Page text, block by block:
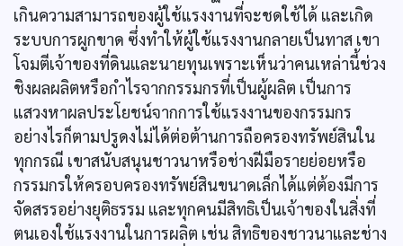
เกินความสามารถของผู้ใช้แรงงานที่จะชดใช้ได้ และเกิด
ระบบการผูกขาด ซึ่งทำให้ผู้ใช้แรงงานกลายเป็นทาส เขา
โจมตีเจ้าของที่ดินและนายทุนเพราะเห็นว่าคนเหล่านี้ช่วง
ชิงผลผลิตหรือกำไรจากกรรมกรที่เป็นผู้ผลิต เป็นการ
แสวงหาผลประโยชน์จากการใช้แรงงานของกรรมกร
อย่างไรก็ตามปรูดงไม่ได้ต่อต้านการถือครองทรัพย์สินใน
ทุกกรณี เขาสนับสนุนชาวนาหรือช่างฝีมือรายย่อยหรือ
กรรมกรให้ครอบครองทรัพย์สินขนาดเล็กได้แต่ต้องมีการ
จัดสรรอย่างยุติธรรม และทุกคนมีสิทธิเป็นเจ้าของในสิ่งที่
ตนเองใช้แรงงานในการผลิต เช่น สิทธิของชาวนาและช่าง